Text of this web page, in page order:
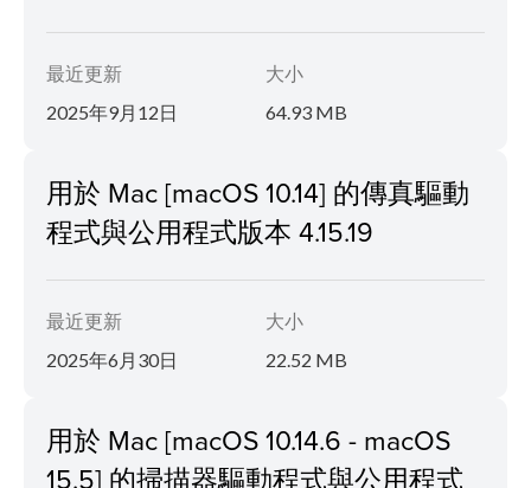
最近更新
2025年9月12日
大小
64.93 MB
用於 Mac [macOS 10.14] 的傳真驅動
程式與公用程式版本 4.15.19
最近更新
2025年6月30日
大小
22.52 MB
用於 Mac [macOS 10.14.6 - macOS
15.5] 的掃描器驅動程式與公用程式